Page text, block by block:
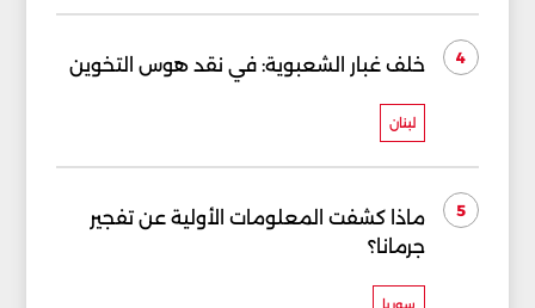
4 خلف غبار الشعبوية: في نقد هوس التخوين
لبنان
5
ماذا كشفت المعلومات الأولية عن تفجير
جرمانا؟
سوريا